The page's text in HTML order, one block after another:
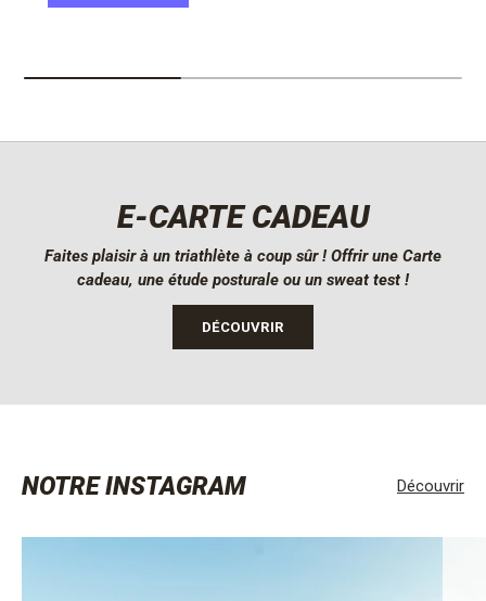
E-CARTE CADEAU
Faites plaisir à un triathlète à coup sûr ! Offrir une Carte
cadeau, une étude posturale ou un sweat test !
DÉCOUVRIR
NOTRE INSTAGRAM Découvrir